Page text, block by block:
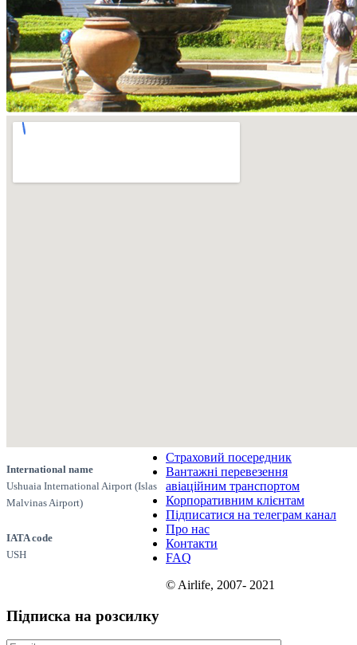
International name
Ushuaia International Airport (Islas
Malvinas Airport)
IATA code
USH
Страховий посередник
Вантажні перевезення
авіаційним транспортом
Корпоративним клієнтам
Підписатися на телеграм канал
Про нас
Контакти
FAQ
© Airlife, 2007- 2021
Підписка на розсилку